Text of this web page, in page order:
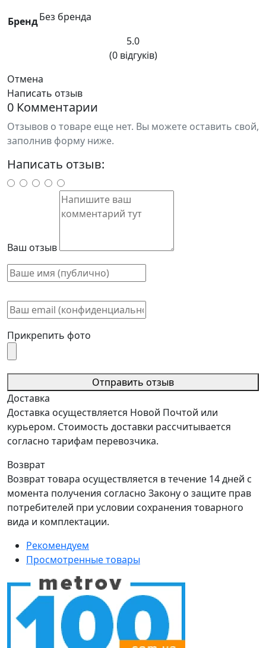
БрендБез бренда
5.0
(0 відгуків)
Отмена
Написать отзыв
0 Комментарии
Отзывов о товаре еще нет. Вы можете оставить свой,
заполнив форму ниже.
Написать отзыв:
Ваш отзыв
Прикрепить фото
Отправить отзыв
Доставка
Доставка осуществляется Новой Почтой или
курьером. Стоимость доставки рассчитывается
согласно тарифам перевозчика.
Возврат
Возврат товара осуществляется в течение 14 дней с
момента получения согласно Закону о защите прав
потребителей при условии сохранения товарного
вида и комплектации.
Рекомендуем
Просмотренные товары